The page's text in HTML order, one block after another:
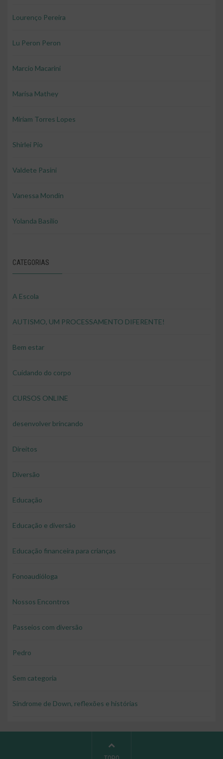
Lourenço Pereira
Lu Peron Peron
Marcio Macarini
Marisa Mathey
Miriam Torres Lopes
Shirlei Pio
Valdete Pasini
Vanessa Mondin
Yolanda Basilio
CATEGORIAS
A Escola
AUTISMO, UM PROCESSAMENTO DIFERENTE!
Bem estar
Cuidando do corpo
CURSOS ONLINE
desenvolver brincando
Direitos
Diversão
Educação
Educação e diversão
Educação financeira para crianças
Fonoaudióloga
Nossos Encontros
Passeios com diversão
Pedro
Sem categoria
Síndrome de Down, reflexões e histórias